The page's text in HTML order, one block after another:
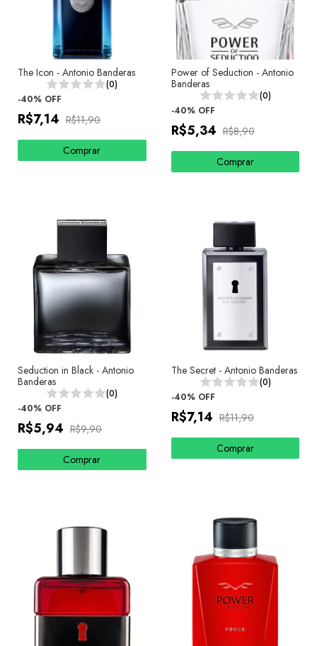
The Icon - Antonio Banderas
(0)
-40% OFF
R$7,14 R$11,90
Comprar
Power of Seduction - Antonio
Banderas
(0)
-40% OFF
R$5,34 R$8,90
Comprar
Seduction in Black - Antonio
Banderas
(0)
-40% OFF
R$5,94 R$9,90
Comprar
The Secret - Antonio Banderas
(0)
-40% OFF
R$7,14 R$11,90
Comprar